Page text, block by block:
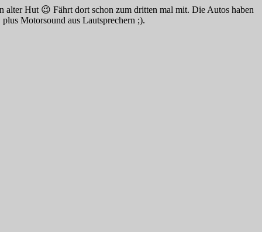
alter Hut 😉 Fährt dort schon zum dritten mal mit. Die Autos haben
Motorsound aus Lautsprechern ;).